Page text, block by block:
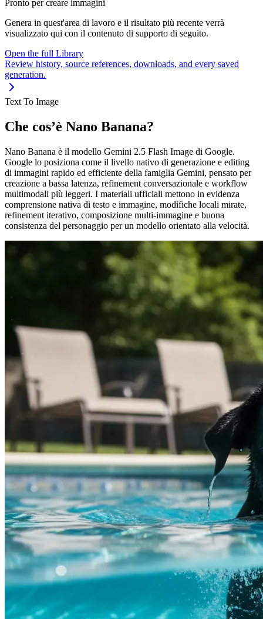
Pronto per creare immagini
Genera in quest'area di lavoro e il risultato più recente verrà
visualizzato qui con il contenuto di supporto di seguito.
Open the full Library
Review history, source references, downloads, and every saved
generation.
Text To Image
Che cos’è Nano Banana?
Nano Banana è il modello Gemini 2.5 Flash Image di Google.
Google lo posiziona come il livello nativo di generazione e editing
di immagini rapido ed efficiente della famiglia Gemini, pensato per
creazione a bassa latenza, refinement conversazionale e workflow
multimodali più leggeri. I materiali ufficiali mettono in evidenza
comprensione nativa di testo e immagine, modifiche locali mirate,
refinement iterativo, composizione multi-immagine e buona
consistenza del personaggio per un modello orientato alla velocità.